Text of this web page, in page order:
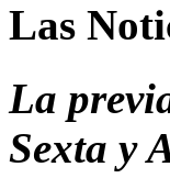
Las
La
Sexta y